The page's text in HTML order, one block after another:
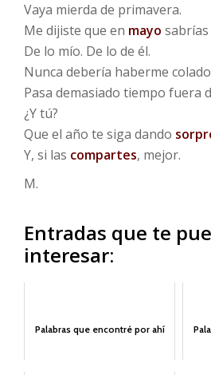
Vaya mierda de primavera.
Me dijiste que en mayo
De lo mío. De lo de él.
Nunca debería haberme
Pasa demasiado tiempo fuera
¿Y tú?
Que el año te siga dando
Y, si las compartes, mejor.
M.
Entradas que te
interesar:
Palabras que encontré por ahí